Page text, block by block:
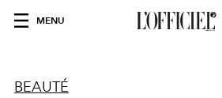
MENU
BEAUTÉ